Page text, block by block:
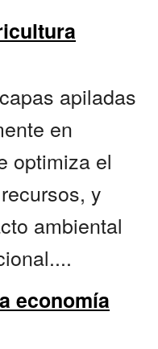
apiladas
en
optimiza el
y
ambiental
economía